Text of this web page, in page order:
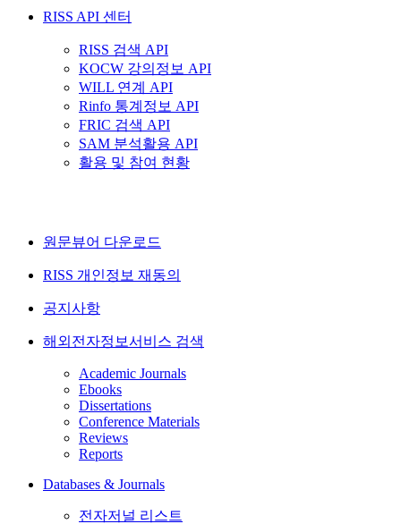
RISS API 센터
RISS 검색 API
KOCW 강의정보 API
WILL 연계 API
Rinfo 통계정보 API
FRIC 검색 API
SAM 분석활용 API
활용 및 참여 현황
원문뷰어 다운로드
RISS 개인정보 재동의
공지사항
해외전자정보서비스 검색
Academic Journals
Ebooks
Dissertations
Conference Materials
Reviews
Reports
Databases & Journals
전자저널 리스트